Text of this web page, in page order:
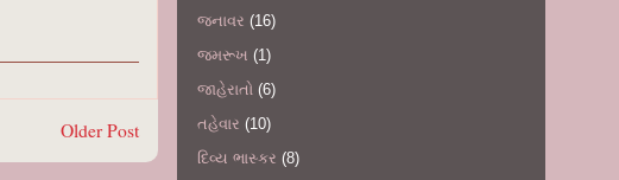
Older Post
જનાવર (16)
જમરૂખ (1)
જાહેરાતો (6)
તહેવાર (10)
દિવ્ય ભાસ્કર (8)